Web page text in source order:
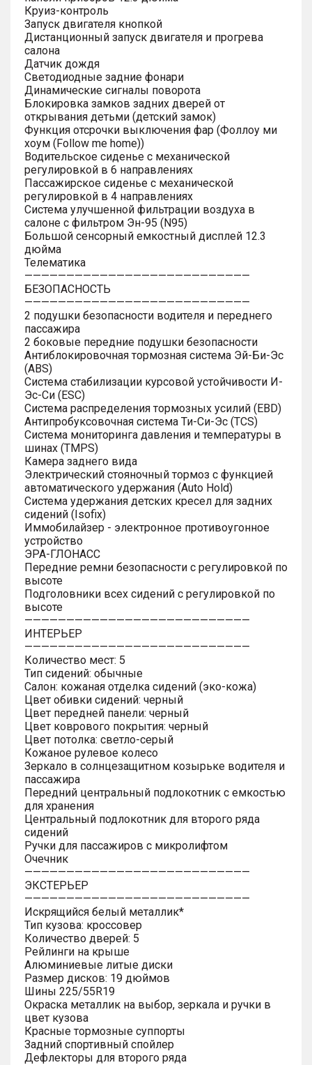
Круиз-контроль
Запуск двигателя кнопкой
Дистанционный запуск двигателя и прогрева
салона
Датчик дождя
Светодиодные задние фонари
Динамические сигналы поворота
Блокировка замков задних дверей от
открывания детьми (детский замок)
Функция отсрочки выключения фар (Фоллоу ми
хоум (Follow me home))
Водительское сиденье с механической
регулировкой в 6 направлениях
Пассажирское сиденье с механической
регулировкой в 4 направлениях
Система улучшенной фильтрации воздуха в
салоне с фильтром Эн-95 (N95)
Большой сенсорный емкостный дисплей 12.3
дюйма
Телематика
———————————————————————————
БЕЗОПАСНОСТЬ
———————————————————————————
2 подушки безопасности водителя и переднего
пассажира
2 боковые передние подушки безопасности
Антиблокировочная тормозная система Эй-Би-Эс
(ABS)
Система стабилизации курсовой устойчивости И-
Эс-Си (ESC)
Система распределения тормозных усилий (EBD)
Антипробуксовочная система Ти-Си-Эс (TCS)
Система мониторинга давления и температуры в
шинах (TMPS)
Камера заднего вида
Электрический стояночный тормоз с функцией
автоматического удержания (Auto Hold)
Система удержания детских кресел для задних
сидений (Isofix)
Иммобилайзер - электронное противоугонное
устройство
ЭРА-ГЛОНАСС
Передние ремни безопасности с регулировкой по
высоте
Подголовники всех сидений с регулировкой по
высоте
———————————————————————————
ИНТЕРЬЕР
———————————————————————————
Количество мест: 5
Тип сидений: обычные
Салон: кожаная отделка сидений (эко-кожа)
Цвет обивки сидений: черный
Цвет передней панели: черный
Цвет коврового покрытия: черный
Цвет потолка: светло-серый
Кожаное рулевое колесо
Зеркало в солнцезащитном козырьке водителя и
пассажира
Передний центральный подлокотник с емкостью
для хранения
Центральный подлокотник для второго ряда
сидений
Ручки для пассажиров с микролифтом
Очечник
———————————————————————————
ЭКСТЕРЬЕР
———————————————————————————
Искрящийся белый металлик*
Тип кузова: кроссовер
Количество дверей: 5
Рейлинги на крыше
Алюминиевые литые диски
Размер дисков: 19 дюймов
Шины 225/55R19
Окраска металлик на выбор, зеркала и ручки в
цвет кузова
Красные тормозные суппорты
Задний спортивный спойлер
Дефлекторы для второго ряда